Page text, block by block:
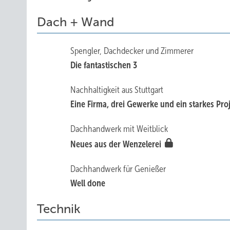
Dach + Wand
Spengler, Dachdecker und Zimmerer
Die fantastischen 3
Nachhaltigkeit aus Stuttgart
Eine Firma, drei Gewerke und ein starkes
Dachhandwerk mit Weitblick
N e ues aus der Wenz elerei
Dachhandwerk für Genießer
Well done
Technik